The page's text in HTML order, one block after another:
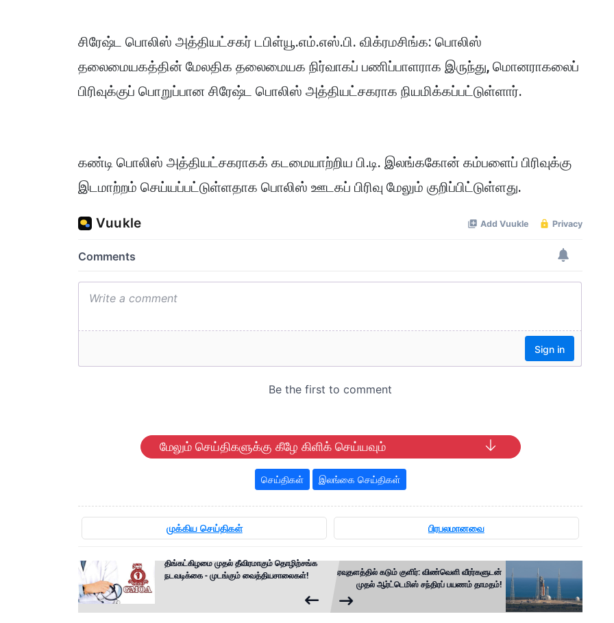
சிரேஷ்ட பொலிஸ் அத்தியட்சகர் டபிள்யூ.எம்.எஸ்.பி. விக்ரமசிங்க: பொலிஸ்
தலைமையகத்தின் மேலதிக தலைமையக நிர்வாகப் பணிப்பாளராக இருந்து, மொனராகலைப்
பிரிவுக்குப் பொறுப்பான சிரேஷ்ட பொலிஸ் அத்தியட்சகராக நியமிக்கப்பட்டுள்ளார்.
கண்டி பொலிஸ் அத்தியட்சகராகக் கடமையாற்றிய பி.டி. இலங்ககோன் கம்பளைப் பிரிவுக்கு
இடமாற்றம் செய்யப்பட்டுள்ளதாக பொலிஸ் ஊடகப் பிரிவு மேலும் குறிப்பிட்டுள்ளது.
மேலும் செய்திகளுக்கு கீழே கிளிக் செய்யவும்
செய்திகள் இலங்கை செய்திகள்
முக்கிய செய்திகள் பிரபலமானவை
திங்கட்கிழமை முதல் தீவிரமாகும் தொழிற்சங்க
நடவடிக்கை - முடங்கும் வைத்தியசாலைகள்!
ஏவுதளத்தில் கடும் குளிர்: விண்வெளி வீரர்களுடன்
முதல் ஆர்ட்டெமிஸ் சந்திரப் பயணம் தாமதம்!